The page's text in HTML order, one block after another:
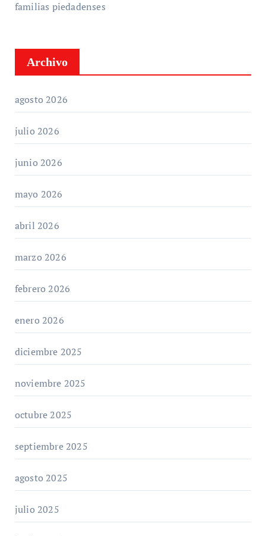
familias piedadenses
Archivo
agosto 2026
julio 2026
junio 2026
mayo 2026
abril 2026
marzo 2026
febrero 2026
enero 2026
diciembre 2025
noviembre 2025
octubre 2025
septiembre 2025
agosto 2025
julio 2025